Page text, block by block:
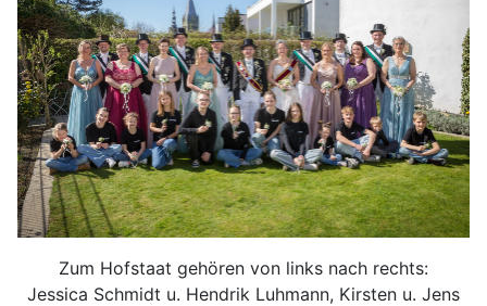
Zum Hofstaat gehören von links nach rechts:
Jessica Schmidt u. Hendrik Luhmann, Kirsten u. Jens